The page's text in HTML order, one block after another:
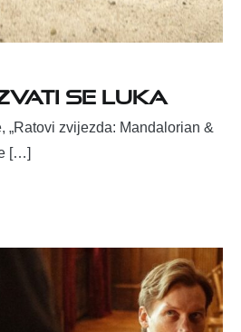
SE LUKA
„Ratovi zvijezda: Mandalorian &
[…]